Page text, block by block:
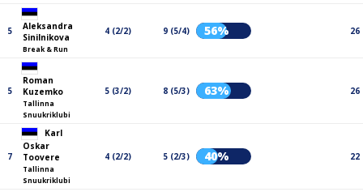
5
Aleksandra
Sinilnikova
Break & Run
4 (2/2) 9 (5/4) 56% 26
5
Roman
Kuzemko
Tallinna
Snuukriklubi
5 (3/2) 8 (5/3) 63% 26
7
Karl
Oskar
Toovere
Tallinna
Snuukriklubi
4 (2/2) 5 (2/3) 40% 22